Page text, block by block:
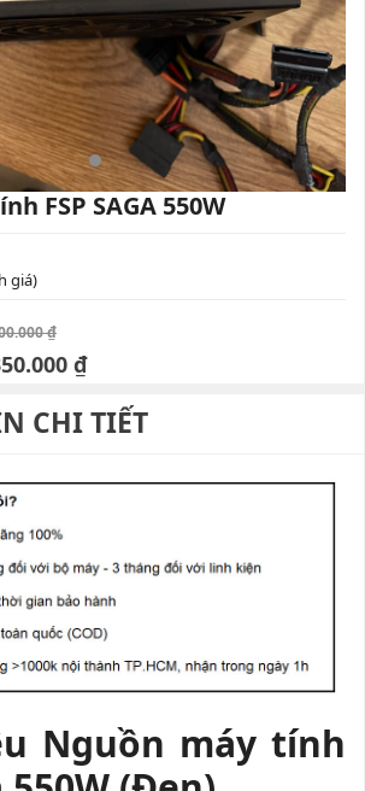
FSP SAGA 550W
giá)
₫
₫
CHI TIẾT
Nguồn máy tính